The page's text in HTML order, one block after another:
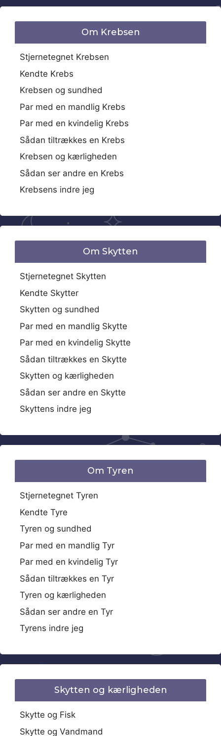
Om Krebsen
Stjernetegnet Krebsen
Kendte Krebs
Krebsen og sundhed
Par med en mandlig Krebs
Par med en kvindelig Krebs
Sådan tiltrækkes en Krebs
Krebsen og kærligheden
Sådan ser andre en Krebs
Krebsens indre jeg
Om Skytten
Stjernetegnet Skytten
Kendte Skytter
Skytten og sundhed
Par med en mandlig Skytte
Par med en kvindelig Skytte
Sådan tiltrækkes en Skytte
Skytten og kærligheden
Sådan ser andre en Skytte
Skyttens indre jeg
Om Tyren
Stjernetegnet Tyren
Kendte Tyre
Tyren og sundhed
Par med en mandlig Tyr
Par med en kvindelig Tyr
Sådan tiltrækkes en Tyr
Tyren og kærligheden
Sådan ser andre en Tyr
Tyrens indre jeg
Skytten og kærligheden
Skytte og Fisk
Skytte og Vandmand